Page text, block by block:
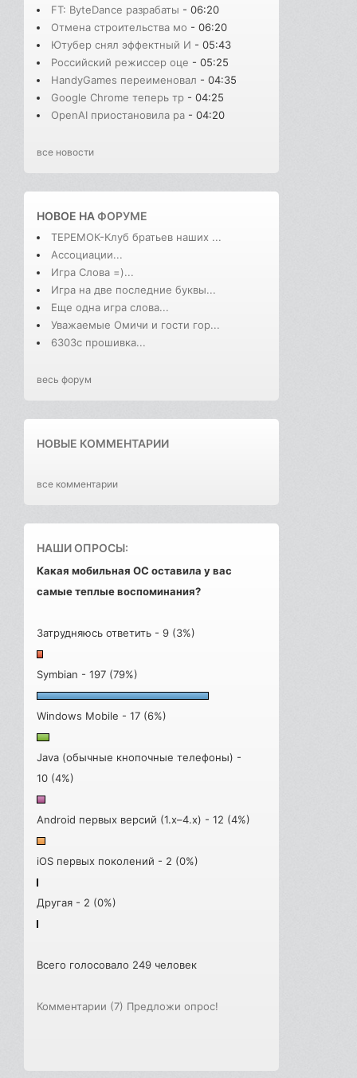
FT: ByteDance разрабаты - 06:20
Отмена строительства мо - 06:20
Ютубер снял эффектный И - 05:43
Российский режиссер оце - 05:25
HandyGames переименовал - 04:35
Google Chrome теперь тр - 04:25
OpenAI приостановила ра - 04:20
все новости
НОВОЕ НАФОРУМЕ
ТЕРЕМОК-Клуб братьев наших ...
Ассоциации...
Игра Слова =)...
Игра на две последние буквы...
Еще одна игра слова...
Уважаемые Омичи и гости гор...
6303с прошивка...
весь форум
НОВЫЕ КОММЕНТАРИИ
все комментарии
НАШИ ОПРОСЫ:
Какая мобильная ОС оставила у вас
самые теплые воспоминания?
Затрудняюсь ответить - 9 (3%)
Symbian - 197 (79%)
Windows Mobile - 17 (6%)
Java (обычные кнопочные телефоны) -
10 (4%)
Android первых версий (1.x–4.x) - 12 (4%)
iOS первых поколений - 2 (0%)
Другая - 2 (0%)
Всего голосовало 249 человек
Комментарии (7) Предложи опрос!